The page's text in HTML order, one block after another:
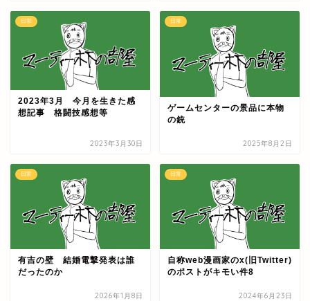
日常
2023年3月 今月を生きた感
想記事 格闘技感想等
2023年3月30日
日常
ゲームセンターの景品に本物
の銃
2025年8月2日
日常
有吉の壁 結婚電撃発表は誰
だったのか
2026年1月8日
日常
自称web漫画家のx(旧Twitter)
のポストがキモい件8
2024年6月23日